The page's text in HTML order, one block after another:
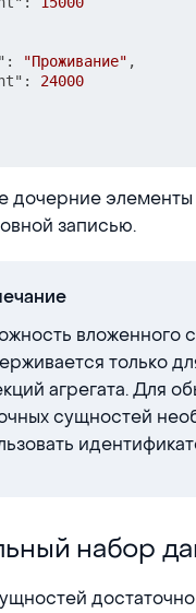
: "Проживание" ,
:
24000
дочерние элементы
записью.
вложенного
только
агрегата. Для
сущностей
набор данных
набор